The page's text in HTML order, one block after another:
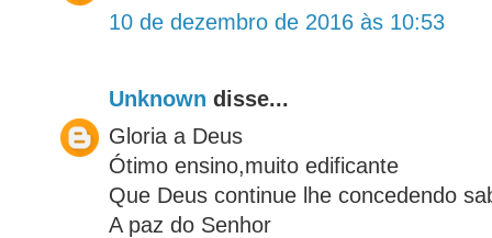
10 de dezembro de 2016 às 10:53
Unknown disse...
Gloria a Deus
Ótimo ensino,muito edificante
Que Deus continue lhe concedendo
A paz do Senhor